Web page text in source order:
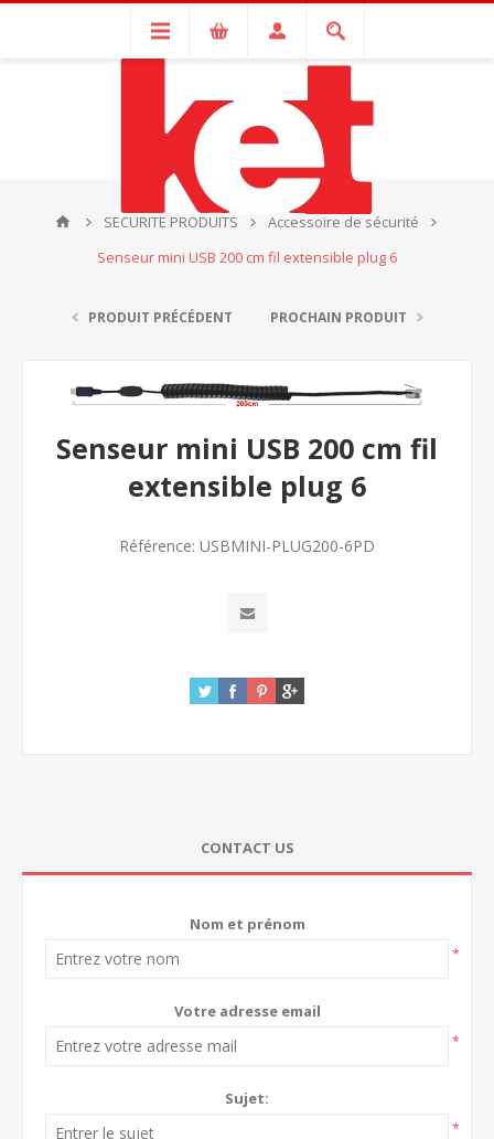
SECURITE PRODUITS
Accessoire de sécurité
Senseur mini USB 200 cm fil extensible plug 6
PRODUIT PRÉCÉDENT PROCHAIN PRODUIT
Senseur mini USB 200 cm fil
extensible plug 6
Référence: USBMINI-PLUG200-6PD
CONTACT US
Nom et prénom
*
Votre adresse email
*
Sujet:
*